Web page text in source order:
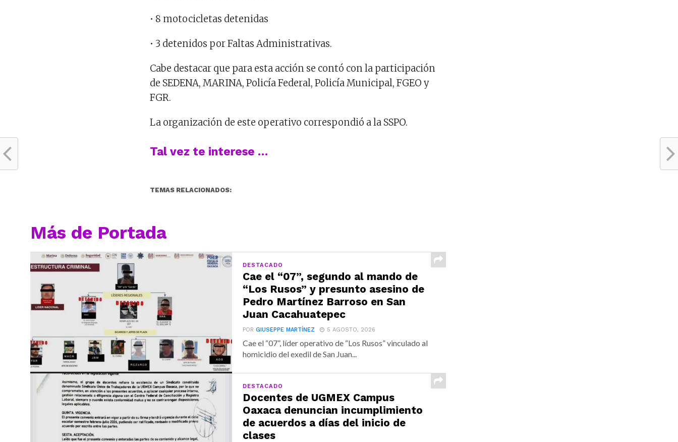
• 8 motocicletas detenidas
• 3 detenidos por Faltas Administrativas.
Cabe destacar que para esta acción se contó con la participación
de SEDENA, MARINA, Policía Federal, Policía Municipal, FGEO y
FGR.
La organización de este operativo correspondió a la SSPO.
Tal vez te interese …
TEMAS RELACIONADOS:
Más de Portada
DESTACADO
Cae el “07”, segundo al mando de
“Los Rusos” y presunto asesino de
Pedro Martínez Barroso en San
Juan Cacahuatepec
PORGIUSEPPE MARTÍNEZ 5 AGOSTO, 2026
Cae el “07”, líder operativo de “Los Rusos” vinculado al
homicidio del exedil de San Juan...
DESTACADO
Docentes de UGMEX Campus
Oaxaca denuncian incumplimiento
de acuerdos a días del inicio de
clases